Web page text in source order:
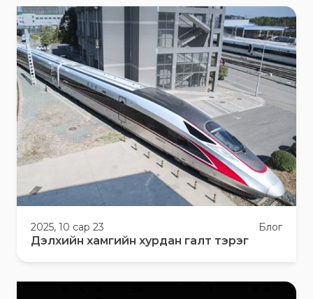
2025, 10 сар 23 Блог
Дэлхийн хамгийн хурдан галт тэрэг